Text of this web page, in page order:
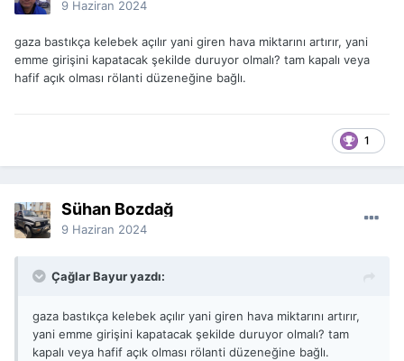
9 Haziran 2024
gaza bastıkça kelebek açılır yani giren hava miktarını artırır, yani
emme girişini kapatacak şekilde duruyor olmalı? tam kapalı veya
hafif açık olması rölanti düzeneğine bağlı.
1
Sühan Bozdağ
9 Haziran 2024
Çağlar Bayur yazdı:
gaza bastıkça kelebek açılır yani giren hava miktarını artırır,
yani emme girişini kapatacak şekilde duruyor olmalı? tam
kapalı veya hafif açık olması rölanti düzeneğine bağlı.